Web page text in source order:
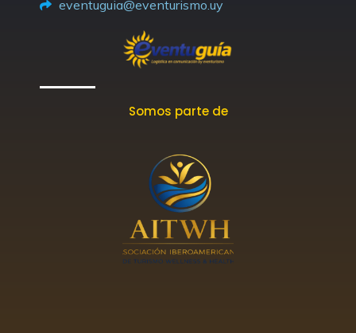
f
eventuguia@eventurismo.uy
Somos parte de